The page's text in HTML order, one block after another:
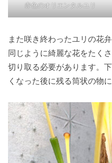
赤色のオリエンタルユリ
また咲き終わったユリの花
同じように綺麗な花をたく
切り取る必要があります。
くなった後に残る筒状の物